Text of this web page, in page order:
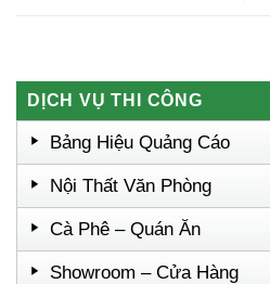
DỊCH VỤ THI CÔNG
Bảng Hiệu Quảng Cáo
Nội Thất Văn Phòng
Cà Phê – Quán Ăn
Showroom – Cửa Hàng